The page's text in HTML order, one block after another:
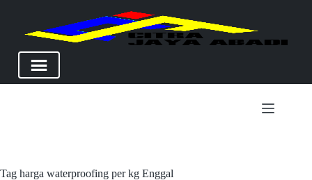
Tag harga waterproofing per kg Enggal